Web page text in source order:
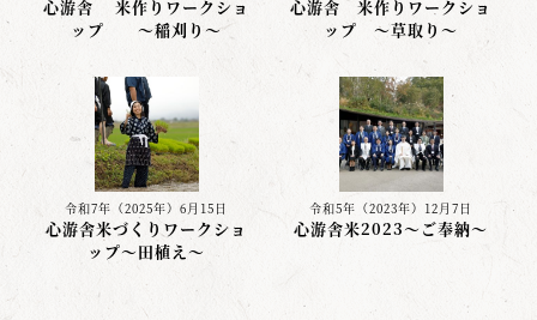
心游舎 米作りワークショ
ップ 〜稲刈り〜
心游舎 米作りワークショ
ップ ～草取り～
令和7年（2025年）6月15日
心游舎米づくりワークショ
ップ〜田植え〜
令和5年（2023年）12月7日
心游舎米2023～ご奉納～